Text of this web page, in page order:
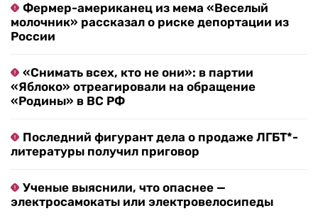
Фермер-американец из мема «Веселый
молочник» рассказал о риске депортации из
России
«Снимать всех, кто не они»: в партии
«Яблоко» отреагировали на обращение
«Родины» в ВС РФ
Последний фигурант дела о продаже ЛГБТ*-
литературы получил приговор
Ученые выяснили, что опаснее —
электросамокаты или электровелосипеды